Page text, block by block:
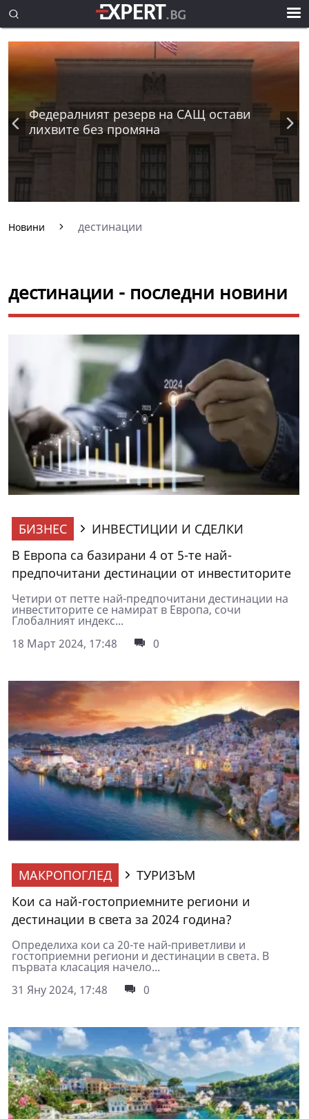
Федералният резерв на САЩ остави
лихвите без промяна
Новини дестинации
дестинации - последни новини
БИЗНЕС
ИНВЕСТИЦИИ И СДЕЛКИ
В Европа са базирани 4 от 5-те най-
предпочитани дестинации от инвеститорите
Четири от петте най-предпочитани дестинации на
инвеститорите се намират в Европа, сочи
Глобалният индекс...
18 Март 2024, 17:48
0
МАКРОПОГЛЕД
ТУРИЗЪМ
Кои са най-гостоприемните региони и
дестинации в света за 2024 година?
Определиха кои са 20-те най-приветливи и
гостоприемни региони и дестинации в света. В
първата класация начело...
31 Яну 2024, 17:48
0